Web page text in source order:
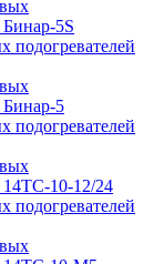
подогревателей
подогревателей
подогревателей